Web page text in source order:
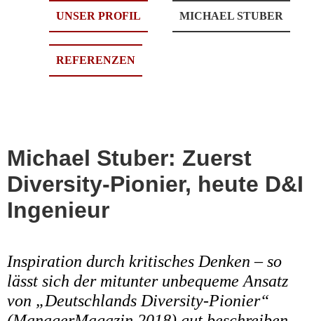
UNSER PROFIL MICHAEL STUBER
REFERENZEN
Michael Stuber: Zuerst
Diversity-Pionier, heute D&I
Ingenieur
Inspiration durch kritisches Denken – so
lässt sich der mitunter unbequeme Ansatz
von „Deutschlands Diversity-Pionier“